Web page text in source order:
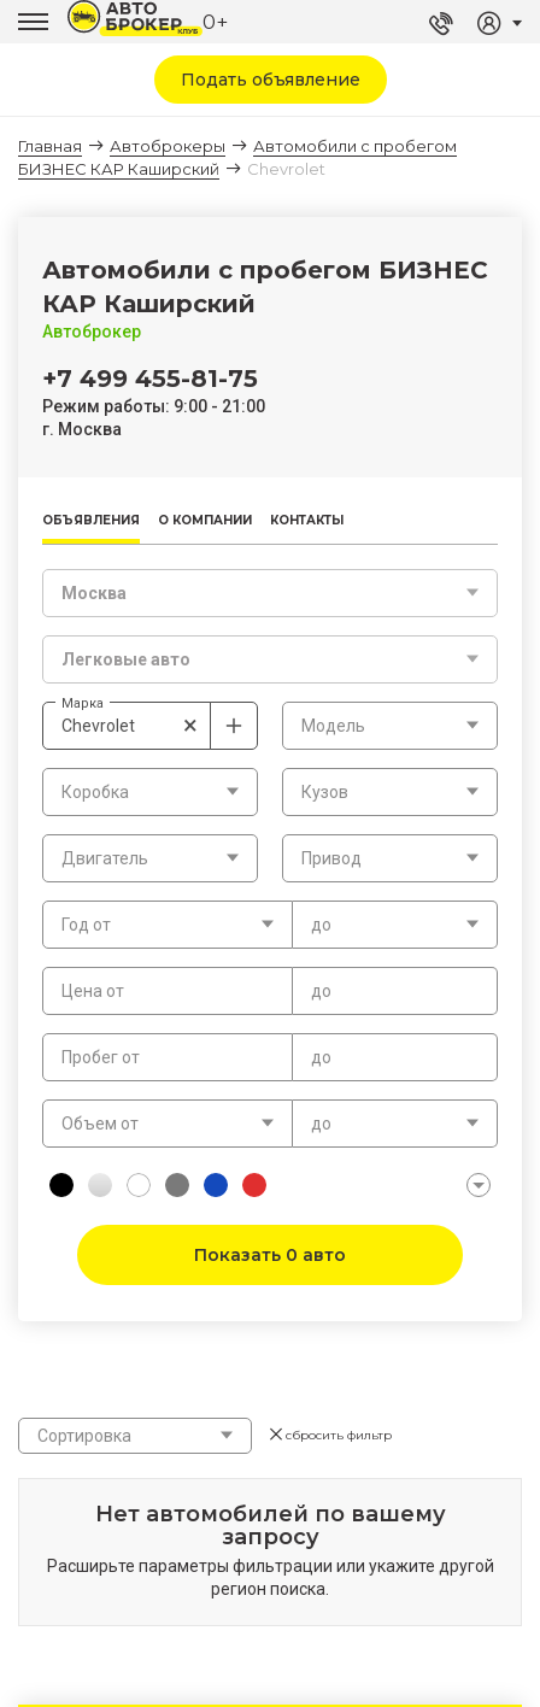
0+
Подать объявление
Главная Автоброкеры
Автомобили с пробегом
БИЗНЕС КАР Каширский
Chevrolet
Автомобили с пробегом БИЗНЕС
КАР Каширский
Автоброкер
+7 499 455-81-75
Режим работы: 9:00 - 21:00
г. Москва
ОБЪЯВЛЕНИЯ О КОМПАНИИ КОНТАКТЫ
Москва
Легковые авто
Марка
×
Chevrolet Модель
Год от до
Цена от до
Коробка
Пробег от до
Объем от до
Кузов
Двигатель Привод
Показать 0 авто
Сортировка сбросить фильтр
Нет автомобилей по вашему
запросу
Расширьте параметры фильтрации или укажите другой
регион поиска.